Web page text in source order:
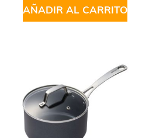
AÑADIR AL CARRITO